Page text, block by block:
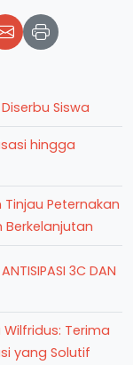
Siswa
hingga
Peternakan
Berkelanjutan
ANTISIPASI 3C DAN
Wilfridus: Terima
yang Solutif